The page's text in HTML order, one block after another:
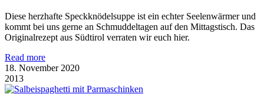
Diese herzhafte Speckknödelsuppe ist ein echter Seelenwärmer und
kommt bei uns gerne an Schmuddeltagen auf den Mittagstisch. Das
Originalrezept aus Südtirol verraten wir euch hier.
Read more
18. November 2020
2013